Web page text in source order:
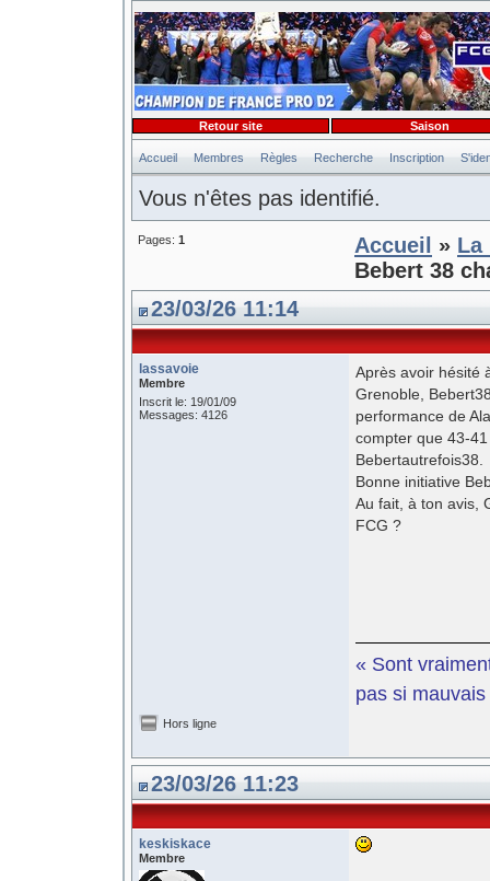
Accueil Membres Règles Recherche Inscription
Vous n'êtes pas identifié.
Retour site Saison
Pages: 1 Accueil » La
Bebert 38
23/03/26 11:14
lassavoie
Membre
Inscrit le: 19/01/09
Messages: 4126
Après avoir hésité
Grenoble,
performance de
compter que 43-
Bebertautrefois38.
Bonne initiative
Au fait, à ton avis,
FCG ?
« Sont
pas si
Hors ligne
23/03/26 11:23
keskiskace
Membre